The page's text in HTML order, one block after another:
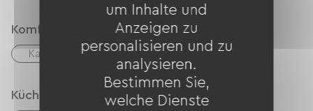
Komfort
Kamin
Küche
um Inhalte und
Anzeigen zu
personalisieren und zu
analysieren.
Bestimmen Sie,
welche Dienste